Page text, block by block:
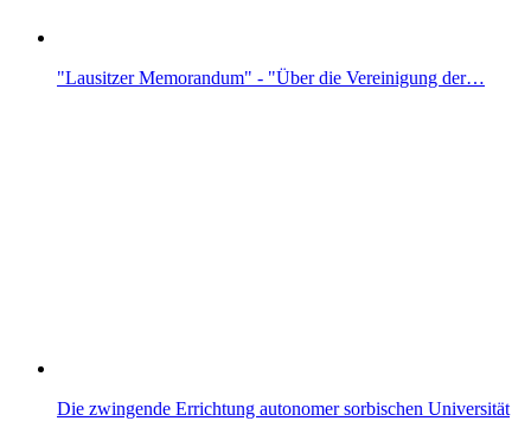
"Lausitzer Memorandum" - "Über die Vereinigung der…
Die zwingende Errichtung autonomer sorbischen Universität